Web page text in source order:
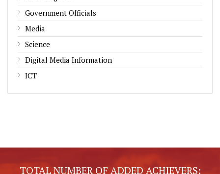
Government Officials
Media
Science
Digital Media Information
ICT
TOTAL NUMBER OF ADDED ACHIEVERS: